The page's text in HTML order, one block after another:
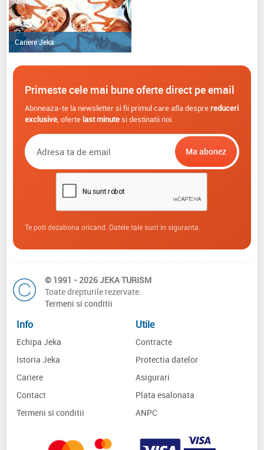
Cariere Jeka
Primeste cele mai bune oferte direct pe email
Aboneaza-te la newsletter si fii primul care afla despre reduceri
exclusive, oferte last minutesi destinatii noi.
Te poti dezabona oricand. Datele tale sunt in siguranta.
© 1991 - 2026 JEKA TURISM
Toate drepturile rezervate.
Termeni si conditii
Info
Echipa Jeka
Istoria Jeka
Cariere
Contact
Termeni si conditii
Utile
Contracte
Protectia datelor
Asigurari
Plata esalonata
ANPC